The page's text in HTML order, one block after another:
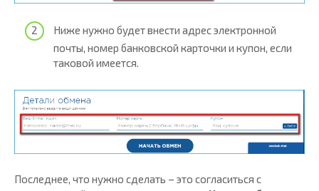
Ниже нужно будет внести адрес электронной
почты, номер банковской карточки и купон, если
таковой имеется.
Последнее, что нужно сделать – это согласиться с